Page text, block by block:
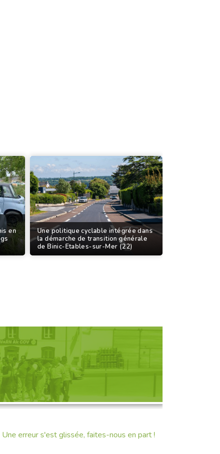
en
Une politique cyclable intégrée dans
la démarche de transition générale
de Binic-Etables-sur-Mer (22)
RENCONTRE
Une erreur s'est glissée, faites-nous en part !